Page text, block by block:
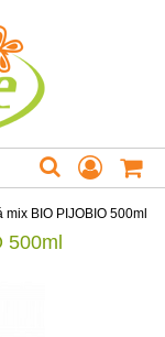
BIO PIJOBIO 500ml